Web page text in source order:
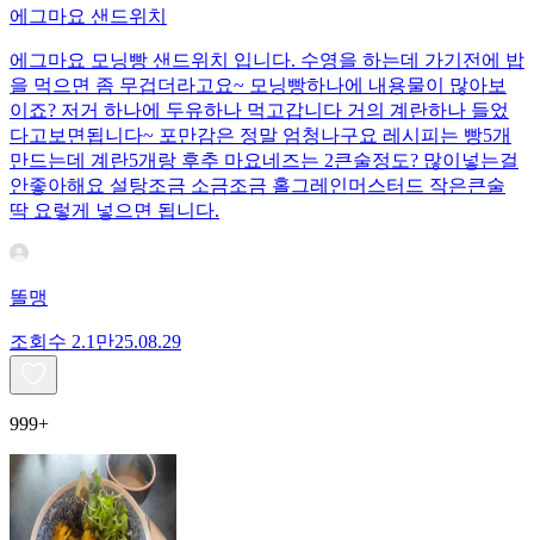
에그마요 샌드위치
에그마요 모닝빵 샌드위치 입니다. 수영을 하는데 가기전에 밥
을 먹으면 좀 무겁더라고요~ 모닝빵하나에 내용물이 많아보
이죠? 저거 하나에 두유하나 먹고갑니다 거의 계란하나 들었
다고보면됩니다~ 포만감은 정말 엄청나구요 레시피는 빵5개
만드는데 계란5개랑 후추 마요네즈는 2큰술정도? 많이넣는걸
안좋아해요 설탕조금 소금조금 홀그레인머스터드 작은큰술
딱 요렇게 넣으면 됩니다.
똘맹
조회수 2.1만25.08.29
999+